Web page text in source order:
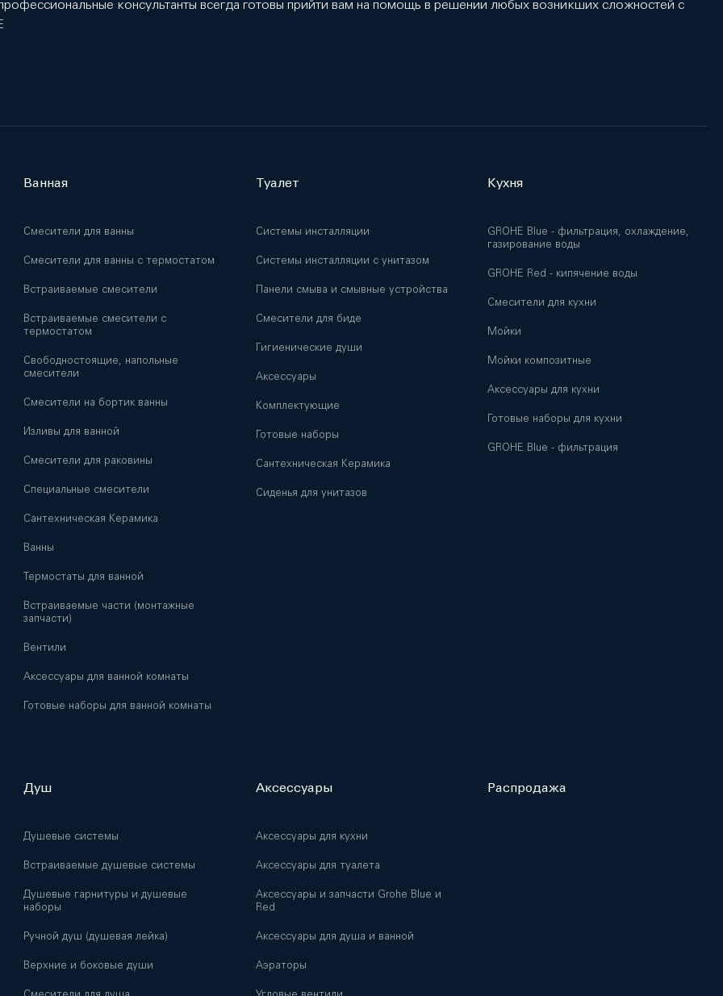
консультанты всегда готовы прийти вам на помощь в решении любых возникших сложностей с
Ванная
Смесители для ванны
Смесители для ванны с термостатом
Встраиваемые смесители
Встраиваемые смесители с
термостатом
Свободностоящие, напольные
смесители
Смесители на бортик ванны
Изливы для ванной
Смесители для раковины
Специальные смесители
Сантехническая Керамика
Ванны
Термостаты для ванной
Встраиваемые части (монтажные
запчасти)
Вентили
Аксессуары для ванной комнаты
Готовые наборы для ванной комнаты
Туалет
Системы инсталляции
Системы инсталляции с унитазом
Панели смыва и смывные устройства
Смесители для биде
Гигиенические души
Аксессуары
Комплектующие
Готовые наборы
Сантехническая Керамика
Сиденья для унитазов
Кухня
GROHE Blue - фильтрация, охлаждение,
газирование воды
GROHE Red - кипячение воды
Смесители для кухни
Мойки
Мойки композитные
Аксессуары для кухни
Готовые наборы для кухни
GROHE Blue - фильтрация
Душ
Душевые системы
Встраиваемые душевые системы
Душевые гарнитуры и душевые
наборы
Ручной душ (душевая лейка)
Верхние и боковые души
Аксессуары
Аксессуары для кухни
Аксессуары для туалета
Аксессуары и запчасти Grohe Blue и
Red
Аксессуары для душа и ванной
Аэраторы
Распродажа